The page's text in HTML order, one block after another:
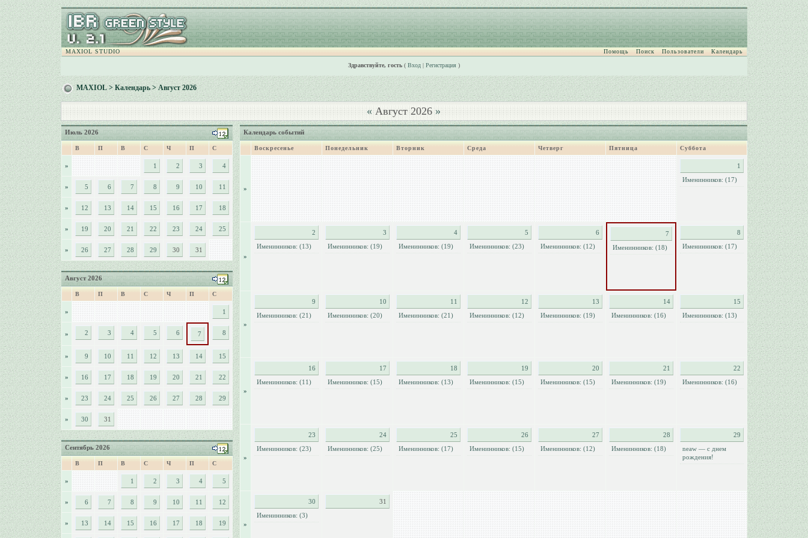
MAXIOL STUDIO Помощь Поиск Пользователи Календарь
Здравствуйте, гость( Вход| Регистрация)
MAXIOL>Календарь> Август 2026
«Август 2026»
Июль 2026
В П В С Ч П С
» 1 2 3 4
» 5 6 7 8 9 10 11
» 12 13 14 15 16 17 18
» 19 20 21 22 23 24 25
» 26 27 28 29 30 31
Август 2026
В П В С Ч П С
» 1
» 2 3 4 5 6 7 8
» 9 10 11 12 13 14 15
» 16 17 18 19 20 21 22
» 23 24 25 26 27 28 29
» 30 31
Сентябрь 2026
В П В С Ч П С
» 1 2 3 4 5
» 6 7 8 9 10 11 12
» 13 14 15 16 17 18 19
Календарь событий
Воскресенье Понедельник Вторник Среда Четверг Пятница Суббота
»
1
Именинников: (17)
»
2
Именинников: (13)
3
Именинников: (19)
4
Именинников: (19)
5
Именинников: (23)
6
Именинников: (12)
7
Именинников: (18)
8
Именинников: (17)
»
9
Именинников: (21)
10
Именинников: (20)
11
Именинников: (21)
12
Именинников: (12)
13
Именинников: (19)
14
Именинников: (16)
15
Именинников: (13)
»
16
Именинников: (11)
17
Именинников: (15)
18
Именинников: (13)
19
Именинников: (15)
20
Именинников: (15)
21
Именинников: (19)
22
Именинников: (16)
»
23
Именинников: (23)
24
Именинников: (25)
25
Именинников: (17)
26
Именинников: (15)
27
Именинников: (12)
28
Именинников: (18)
29
neaw — с днем
рождения!
»
30
Именинников: (3)
31